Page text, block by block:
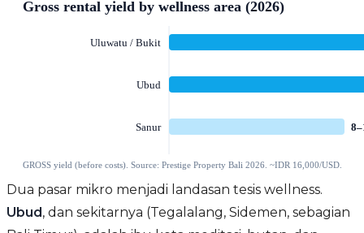
Dua pasar mikro menjadi landasan tesis wellness.
Ubud, dan sekitarnya (Tegalalang, Sidemen, sebagian